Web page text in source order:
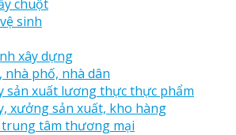
chuột
sinh
xây dựng
nhà phố, nhà dân
sản xuất lương thực thực phẩm
xưởng sản xuất, kho hàng
trung tâm thương mại